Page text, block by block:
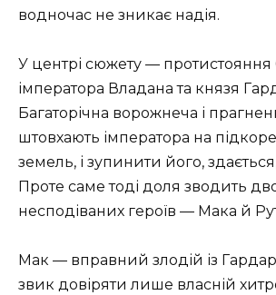
водночас не зникає надія.
У центрі сюжету — протистояння
імператора Владана та князя
Багаторічна ворожнеча і
штовхають імператора на
земель, і зупинити його,
Проте саме тоді доля зводить
несподіваних героїв — Мака й
Мак — вправний злодій із
звик довіряти лише власній